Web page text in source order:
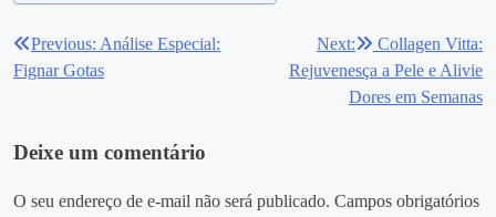
Navegação
de
Previous: Análise Especial:
Fignar Gotas
Next:
Collagen Vitta:
Rejuvenesça a Pele e Alivie
Dores em Semanas
Deixe um comentário
O seu endereço de e-mail não será publicado. Campos obrigatórios